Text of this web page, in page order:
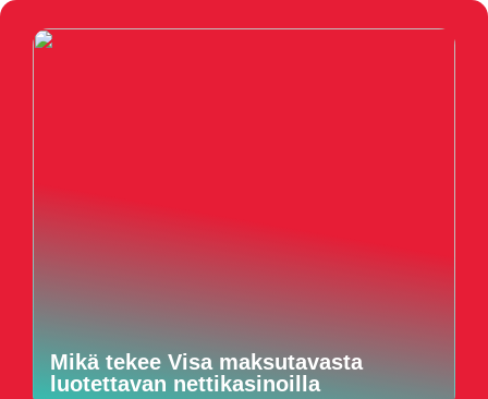
Mikä tekee Visa maksutavasta
luotettavan nettikasinoilla